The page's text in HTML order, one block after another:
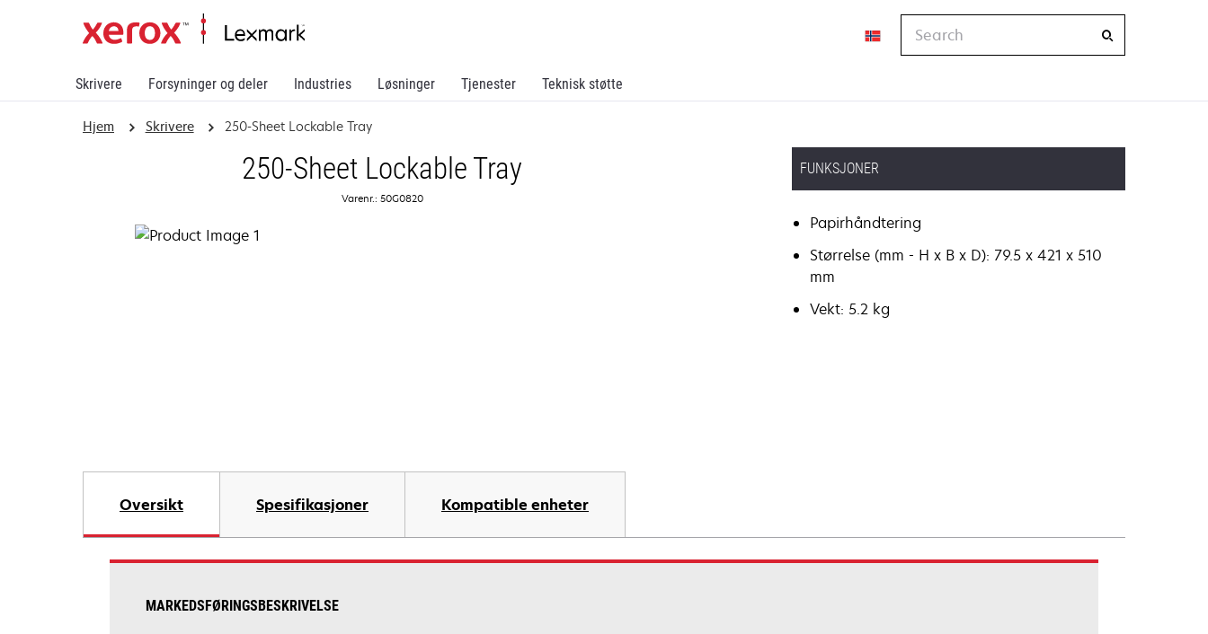
Skrivere Forsyninger og deler Industries Løsninger Tjenester Teknisk støtte
Hjem Skrivere 250-Sheet Lockable Tray
250-Sheet Lockable Tray
Varenr.: 50G0820
FUNKSJONER
Papirhåndtering
Størrelse (mm - H x B x D): 79.5 x 421 x 510
mm
Vekt: 5.2 kg
Oversikt Spesifikasjoner Kompatible enheter
MARKEDSFØRINGSBESKRIVELSE